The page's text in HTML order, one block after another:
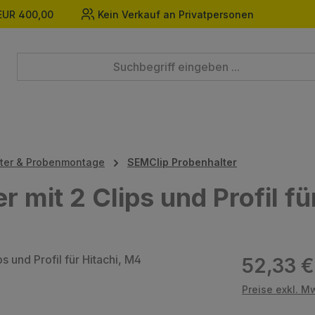
400,00 Kein Verkauf an Privatpersonen
& Probenmontage SEMClip Probenhalter
mit 2 Clips und Profil
Regulärer
52,33 €
Preise exkl.